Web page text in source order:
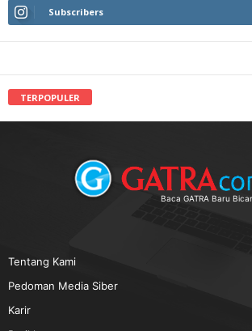
Subscribers